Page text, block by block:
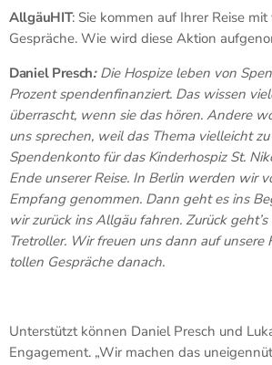
AllgäuHIT: Sie kommen auf Ihrer Reise
Gespräche. Wie wird diese Aktion
Daniel Presch: Die Hospize leben von
Prozent spendenfinanziert. Das wissen
überrascht, wenn sie das hören. Andere
uns sprechen, weil das Thema vielleicht
Spendenkonto für das Kinderhospiz St.
Ende unserer Reise. In Berlin werden wir
Empfang genommen. Dann geht es ins
wir zurück ins Allgäu fahren. Zurück
Tretroller. Wir freuen uns dann auf unsere
tollen Gespräche danach.
Unterstützt können Daniel Presch und
Engagement. „Wir machen das